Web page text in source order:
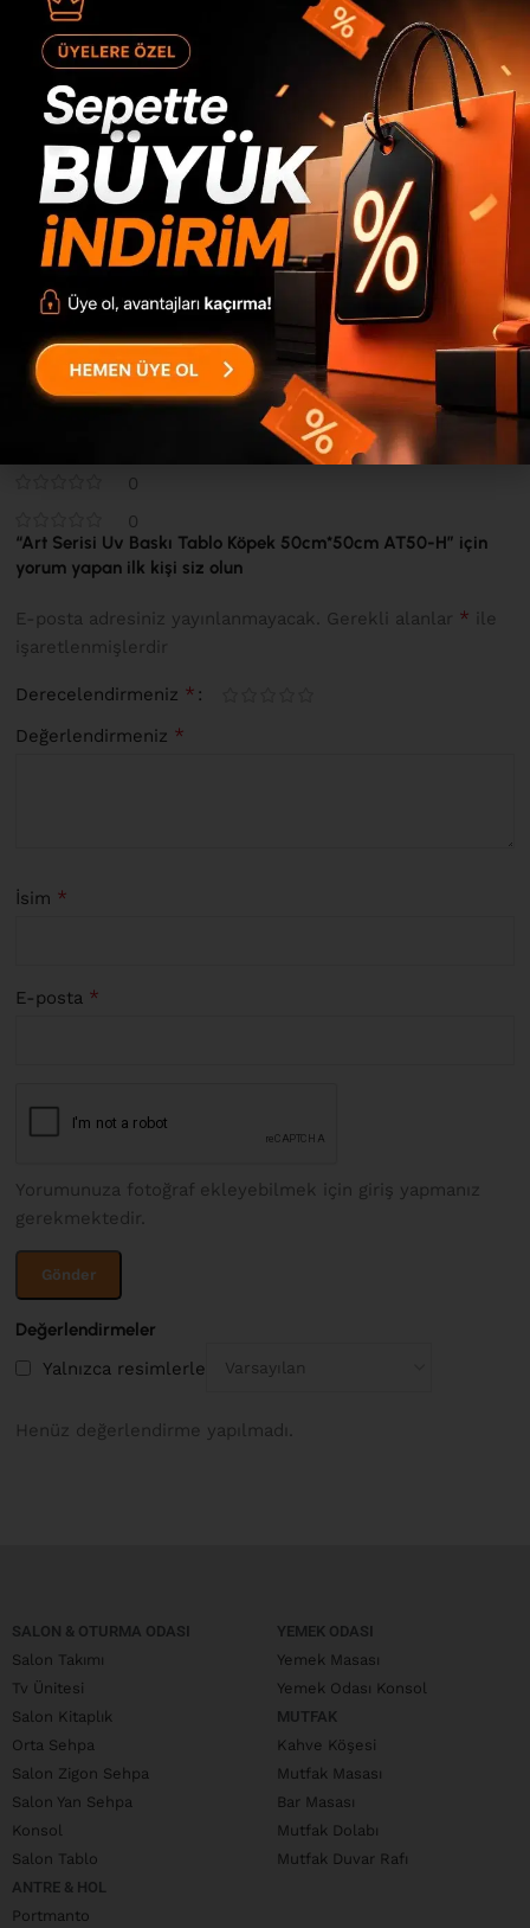
paketlenen ürünümüz, sizlere en güvenli ve profesyonel
şekilde ulaştırılmaktadır. Kurulum Montaj Ürün demonte
olarak gönderilmektedir ve tüm parçalar, kurulumu
kolaylaştıran numaralandırma...
Devamını Gör
Değerlendirmeler
0 inceleme
0
0
0
0
Değerlendirmeler
Yalnızca resimlerle
Henüz değerlendirme yapılmadı.
“Art Serisi Uv Baskı Tablo Köpek 50cm*50cm AT50-H” için
yorum yapan ilk kişi siz olun
E-posta adresiniz yayınlanmayacak. Gerekli alanlar * ile
işaretlenmişlerdir
Derecelendirmeniz *
Değerlendirmeniz *
İsim *
E-posta *
Yorumunuza fotoğraf ekleyebilmek için giriş yapmanız
gerekmektedir.
SALON & OTURMA ODASI
Salon Takımı
Tv Ünitesi
Salon Kitaplık
Orta Sehpa
Salon Zigon Sehpa
Salon Yan Sehpa
Konsol
Salon Tablo
ANTRE & HOL
Portmanto
YEMEK ODASI
Yemek Masası
Yemek Odası Konsol
MUTFAK
Kahve Köşesi
Mutfak Masası
Bar Masası
Mutfak Dolabı
Mutfak Duvar Rafı